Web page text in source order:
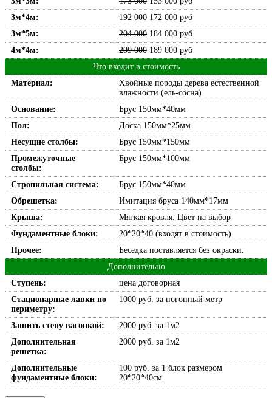
3м*4м:
192 000 172 000 руб
3м*5м:
204 000 184 000 руб
4м*4м:
209 000 189 000 руб
Что входит в стоимость
Материал:
Хвойные породы дерева естественной
влажности (ель-сосна)
Основание:
Брус 150мм*40мм
Пол:
Доска 150мм*25мм
Несущие столбы:
Брус 150мм*150мм
Промежуточные
столбы:
Брус 150мм*100мм
Стропильная система:
Брус 150мм*40мм
Обрешетка:
Имитация бруса 140мм*17мм
Крыша:
Мягкая кровля. Цвет на выбор
Фундаментные блоки:
20*20*40 (входят в стоимость)
Прочее:
Беседка поставляется без окраски.
Дополнительно
Ступень:
цена договорная
Стационарные лавки по
периметру:
1000 руб. за погонный метр
Зашить стену вагонкой:
2000 руб. за 1м2
Дополнительная
решетка:
2000 руб. за 1м2
Дополнительные
фундаментные блоки:
100 руб. за 1 блок размером
20*20*40см